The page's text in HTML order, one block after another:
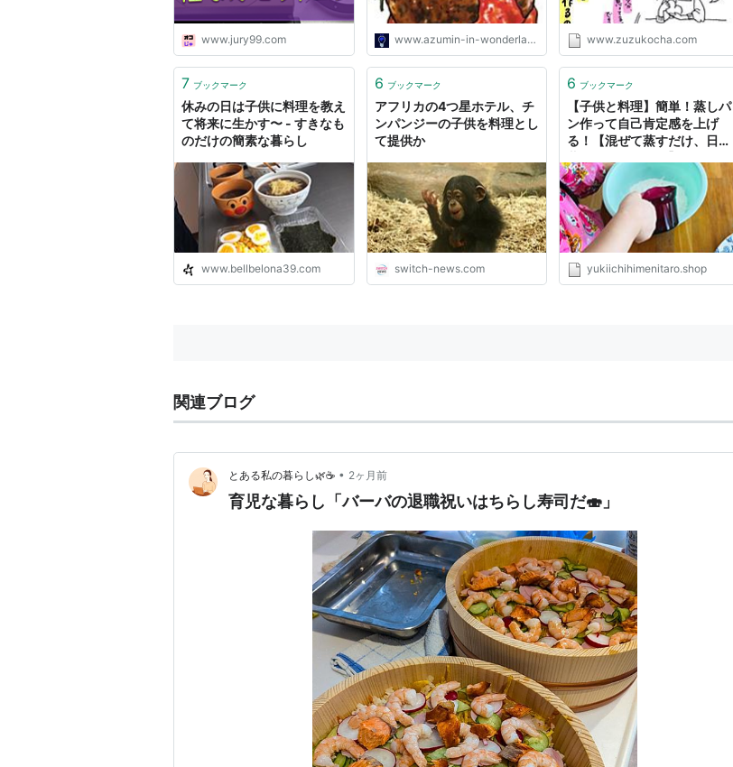
www.jury99.com www.azumin-in-wonderland.fun www.zuzukocha.com
7 ブックマーク
休みの日は子供に料理を教え
て将来に生かす〜 - すきなも
のだけの簡素な暮らし
www.bellbelona39.com
6 ブックマーク
アフリカの4つ星ホテル、チ
ンパンジーの子供を料理とし
て提供か
switch-news.com
6 ブックマーク
【子供と料理】簡単！蒸しパ
ン作って自己肯定感を上げ
る！【混ぜて蒸すだけ、日清
キ 一姫二太郎の父やらせて
もろてます
yukiichihimenitaro.shop
関連ブログ
とある私の暮らし🌿☕️ • 2ヶ月前
育児な暮らし「バーバの退職祝いはちらし寿司だ🍣」